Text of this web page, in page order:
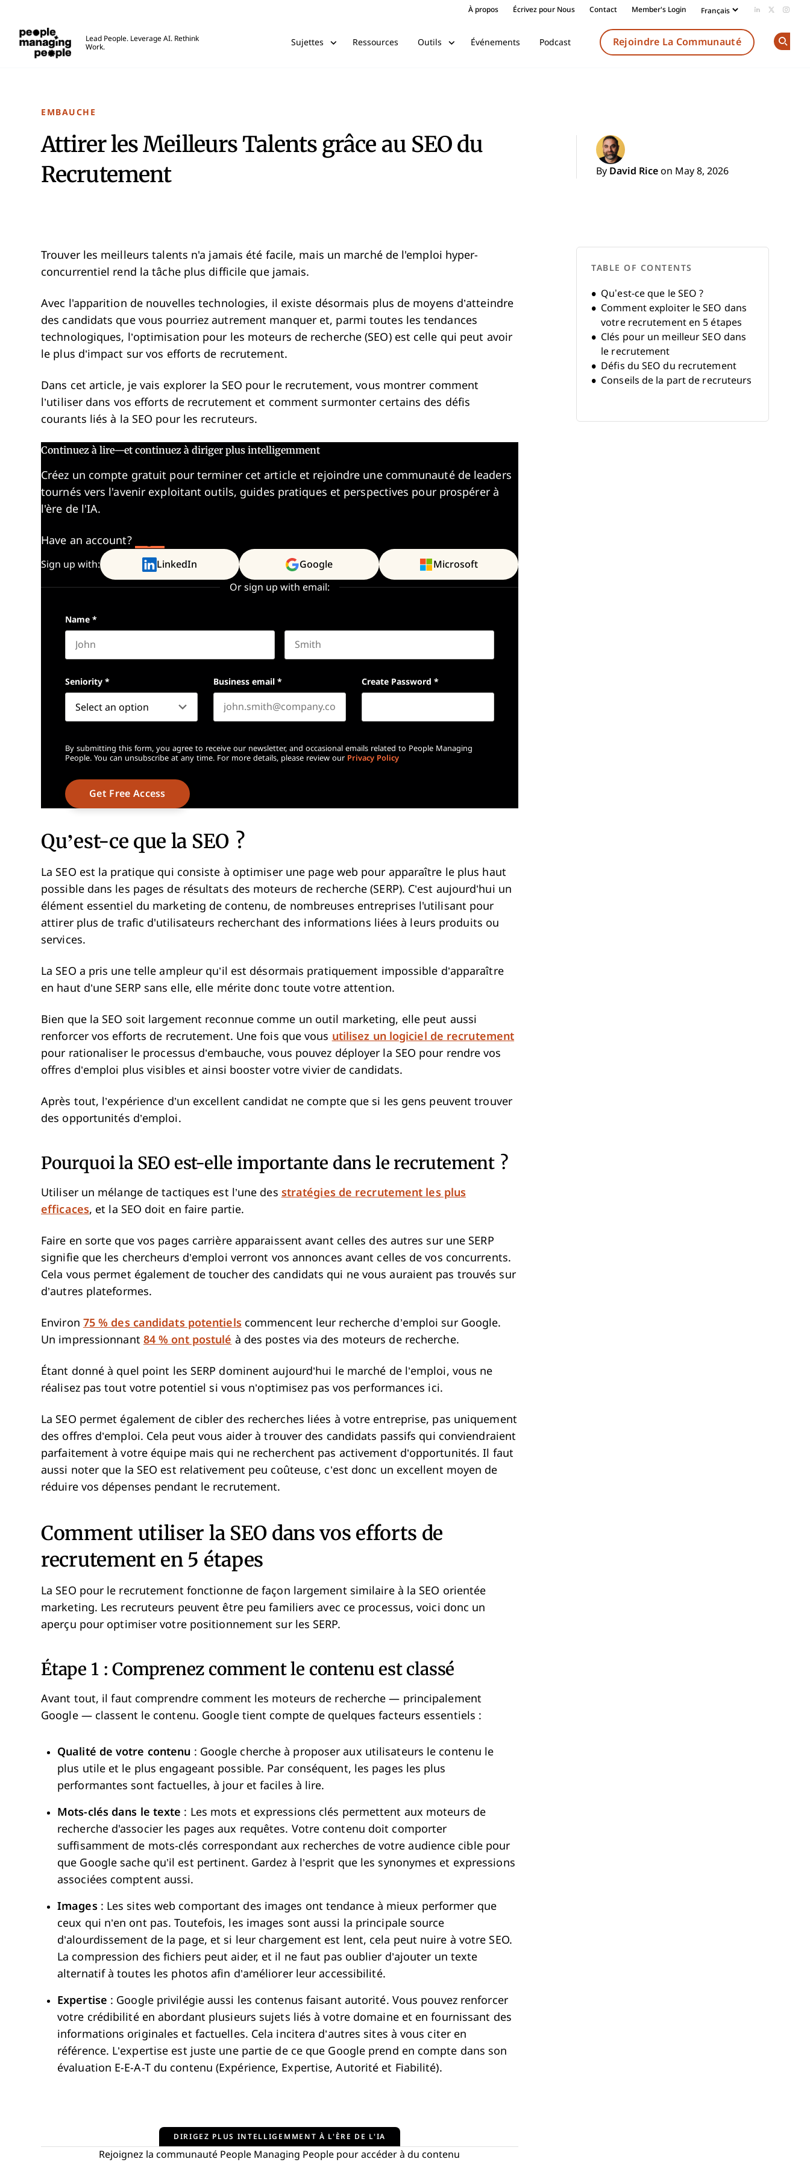
À propos Écrivez pour Nous Contact Member's Login Add us on
Follow
Lead People. Leverage AI. Rethink
Work.
Sujettes Ressources Outils Événements Podcast Rejoindre La Communauté
EMBAUCHE
Attirer les Meilleurs Talents grâce au SEO du
Recrutement
By David Rice on May 8, 2026
Trouver les meilleurs talents n'a jamais été facile, mais un marché de l'emploi hyper-
concurrentiel rend la tâche plus difficile que jamais.
Avec l'apparition de nouvelles technologies, il existe désormais plus de moyens d’atteindre
des candidats que vous pourriez autrement manquer et, parmi toutes les tendances
technologiques, l’optimisation pour les moteurs de recherche (SEO) est celle qui peut avoir
le plus d’impact sur vos efforts de recrutement.
Dans cet article, je vais explorer la SEO pour le recrutement, vous montrer comment
l’utiliser dans vos efforts de recrutement et comment surmonter certains des défis
courants liés à la SEO pour les recruteurs.
Continuez à lire—et continuez à diriger plus intelligemment
Créez un compte gratuit pour terminer cet article et rejoindre une communauté de leaders
tournés vers l'avenir exploitant outils, guides pratiques et perspectives pour prospérer à
l'ère de l'IA.
Have an account?
Sign up with: LinkedIn Google Microsoft
Or sign up with email:
Name *
Seniority * Business email * Create Password *
By submitting this form, you agree to receive our newsletter, and occasional emails related to People Managing
People. You can unsubscribe at any time. For more details, please review our Privacy Policy
Qu’est-ce que la SEO ?
La SEO est la pratique qui consiste à optimiser une page web pour apparaître le plus haut
possible dans les pages de résultats des moteurs de recherche (SERP). C’est aujourd’hui un
élément essentiel du marketing de contenu, de nombreuses entreprises l'utilisant pour
attirer plus de trafic d'utilisateurs recherchant des informations liées à leurs produits ou
services.
La SEO a pris une telle ampleur qu’il est désormais pratiquement impossible d’apparaître
en haut d’une SERP sans elle, elle mérite donc toute votre attention.
Bien que la SEO soit largement reconnue comme un outil marketing, elle peut aussi
renforcer vos efforts de recrutement. Une fois que vous utilisez un logiciel de recrutement
pour rationaliser le processus d’embauche, vous pouvez déployer la SEO pour rendre vos
offres d’emploi plus visibles et ainsi booster votre vivier de candidats.
Après tout, l’expérience d’un excellent candidat ne compte que si les gens peuvent trouver
des opportunités d’emploi.
Pourquoi la SEO est-elle importante dans le recrutement ?
Utiliser un mélange de tactiques est l’une des stratégies de recrutement les plus
efficaces, et la SEO doit en faire partie.
Faire en sorte que vos pages carrière apparaissent avant celles des autres sur une SERP
signifie que les chercheurs d’emploi verront vos annonces avant celles de vos concurrents.
Cela vous permet également de toucher des candidats qui ne vous auraient pas trouvés sur
d’autres plateformes.
Environ 75 % des candidats potentiels commencent leur recherche d’emploi sur Google.
Un impressionnant 84 % ont postulé à des postes via des moteurs de recherche.
Étant donné à quel point les SERP dominent aujourd’hui le marché de l’emploi, vous ne
réalisez pas tout votre potentiel si vous n’optimisez pas vos performances ici.
La SEO permet également de cibler des recherches liées à votre entreprise, pas uniquement
des offres d’emploi. Cela peut vous aider à trouver des candidats passifs qui conviendraient
parfaitement à votre équipe mais qui ne recherchent pas activement d’opportunités. Il faut
aussi noter que la SEO est relativement peu coûteuse, c’est donc un excellent moyen de
réduire vos dépenses pendant le recrutement.
Comment utiliser la SEO dans vos efforts de
recrutement en 5 étapes
La SEO pour le recrutement fonctionne de façon largement similaire à la SEO orientée
marketing. Les recruteurs peuvent être peu familiers avec ce processus, voici donc un
aperçu pour optimiser votre positionnement sur les SERP.
Étape 1 : Comprenez comment le contenu est classé
Avant tout, il faut comprendre comment les moteurs de recherche — principalement
Google — classent le contenu. Google tient compte de quelques facteurs essentiels :
Qualité de votre contenu : Google cherche à proposer aux utilisateurs le contenu le
plus utile et le plus engageant possible. Par conséquent, les pages les plus
performantes sont factuelles, à jour et faciles à lire.
Mots-clés dans le texte : Les mots et expressions clés permettent aux moteurs de
recherche d'associer les pages aux requêtes. Votre contenu doit comporter
suffisamment de mots-clés correspondant aux recherches de votre audience cible pour
que Google sache qu’il est pertinent. Gardez à l’esprit que les synonymes et expressions
associées comptent aussi.
Images : Les sites web comportant des images ont tendance à mieux performer que
ceux qui n’en ont pas. Toutefois, les images sont aussi la principale source
d’alourdissement de la page, et si leur chargement est lent, cela peut nuire à votre SEO.
La compression des fichiers peut aider, et il ne faut pas oublier d’ajouter un texte
alternatif à toutes les photos afin d’améliorer leur accessibilité.
Expertise : Google privilégie aussi les contenus faisant autorité. Vous pouvez renforcer
votre crédibilité en abordant plusieurs sujets liés à votre domaine et en fournissant des
informations originales et factuelles. Cela incitera d’autres sites à vous citer en
référence. L’expertise est juste une partie de ce que Google prend en compte dans son
évaluation E-E-A-T du contenu (Expérience, Expertise, Autorité et Fiabilité).
DIRIGEZ PLUS INTELLIGEMMENT À L'ÈRE DE L'IA
Rejoignez la communauté People Managing People pour accéder à du contenu
TABLE OF CONTENTS
Qu’est-ce que le SEO ?
Comment exploiter le SEO dans
votre recrutement en 5 étapes
Clés pour un meilleur SEO dans
le recrutement
Défis du SEO du recrutement
Conseils de la part de recruteurs